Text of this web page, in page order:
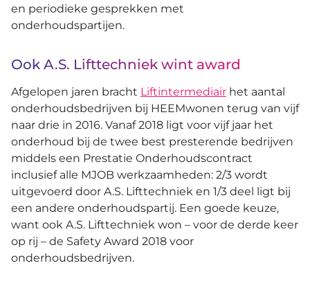
en periodieke gesprekken met
onderhoudspartijen.
Ook A.S. Lifttechniek wint award
Afgelopen jaren bracht Liftintermediair het aantal
onderhoudsbedrijven bij HEEMwonen terug van vijf
naar drie in 2016. Vanaf 2018 ligt voor vijf jaar het
onderhoud bij de twee best presterende bedrijven
middels een Prestatie Onderhoudscontract
inclusief alle MJOB werkzaamheden: 2/3 wordt
uitgevoerd door A.S. Lifttechniek en 1/3 deel ligt bij
een andere onderhoudspartij. Een goede keuze,
want ook A.S. Lifttechniek won – voor de derde keer
op rij – de Safety Award 2018 voor
onderhoudsbedrijven.